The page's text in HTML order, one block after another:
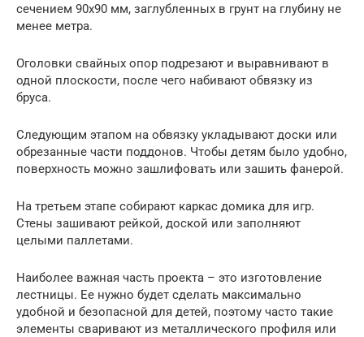
сечением 90х90 мм, заглубленных в грунт на глубину не
менее метра.
Оголовки свайных опор подрезают и выравнивают в
одной плоскости, после чего набивают обвязку из
бруса.
Следующим этапом на обвязку укладывают доски или
обрезанные части поддонов. Чтобы детям было удобно,
поверхность можно зашлифовать или зашить фанерой.
На третьем этапе собирают каркас домика для игр.
Стены зашивают рейкой, доской или заполняют
целыми паллетами.
Наиболее важная часть проекта – это изготовление
лестницы. Ее нужно будет сделать максимально
удобной и безопасной для детей, поэтому часто такие
элементы сваривают из металлического профиля или